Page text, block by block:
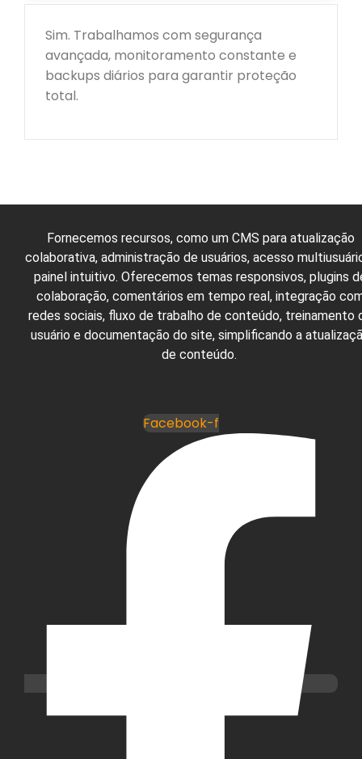
Sim. Trabalhamos com segurança
avançada, monitoramento constante e
backups diários para garantir proteção
total.
Fornecemos recursos, como um CMS para atualização
colaborativa, administração de usuários, acesso
painel intuitivo. Oferecemos temas responsivos, plugins
colaboração, comentários em tempo real, integração
redes sociais, fluxo de trabalho de conteúdo, treinamento
usuário e documentação do site, simplificando a
de conteúdo.
Facebook-f